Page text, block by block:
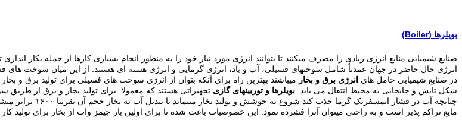
بویلرها (Boiler)
ﺻﻨﺎﯾﻊ ﺷﯿﻤﯿﺎﯾﯽ ﻣﻨﺎﺑﻊ اﻧﺮژی زﯾﺎدی را ﻣﺼﺮف ﻣﯿﮑﻨﻨﺪ ﺗﺎ ﺑﺘﻮاﻧﻨﺪ اﻧﺮژی ﻣﻮرد ﻧﯿﺎز ﺧﻮد را ﺑﻪ ﻣﻨﻈﻮر اﻧﺠﺎم ﺑﺴﯿﺎری ﮐﺎرﻫﺎ از ﺟﻤﻠﻪ بکار
اﻧﺮژی حال حاضر در جهان عمدتاٌ شامل سوحتهای فسیلی، آب و باد، انرژی گرمایی و انرژی هسته ای هستند. از این میان سوخت های
در ﺻﻨﺎﯾﻊ ﺷﯿﻤﯿﺎﯾﯽ ﺣﺎﻣﻞ ﻫﺎی اﻧﺮژی ﺑﺮق و ﺑﺨﺎر ﻣﯿﺒﺎﺷﻨﺪ ﺑﻬﺘﺮﯾﻦ راه ﺑﺮای آﻧﮑﻪ ﺑﺘﻮان از اﻧﺮژی ﺳﻮﺧﺖ ﻫﺎی ﻓﺴﯿﻠﯽ ﺑﺮای ﺗﻮﻟﯿﺪ ﺑﺮق و
ﺷﮑﻞ ﺗﺎﺑﺶ و ﺟﺎﺑﺤﺎﯾﯽ ﺑﻪ ﻣﺤﯿﻂ اﻧﺘﻘﺎل ﻣﯽ ﯾﺎﺑﺪ. بویلرها و ﺗﻮرﺑﯿﻨﻬﺎی ﮔﺎزی ﺗﺠﻬﯿﺰاﺗﯽ ﻫﺴﺘﻨﺪ ﮐﻪ ﻣﻌﻤﻮﻻ ﺑﺮای ﺗﻮﻟﯿﺪ ﺑﺨﺎر و ﺑﺮق از ﻃﺮﯾﻖ
ﻣﺎﯾﻊ ﺗﺮاﮐﻢ ﭘﺬﯾﺮ اﺳﺖ و ﺑﻪ راﺣﺘﯽ ﻣﯿﺘﻮان آﻧﺮا ﻓﺸﺮده ﻧﻤﻮد. اﯾﻦ ﺧﺼﻮﺻﯿﺎت ﺑﺎﻋﺚ ﺷﺪه ﺗﺎ ﺑﺮای اوﻟﯿﻦ ﺑﺎر ﺟﯿﻤﺰ وات از ﺑﺨﺎر ﺑﺮای ﺗﻮﻟﯿﺪ